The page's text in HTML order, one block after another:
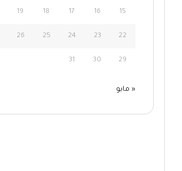
15
16
17
18
19
22
23
24
25
26
29
30
31
« مايو